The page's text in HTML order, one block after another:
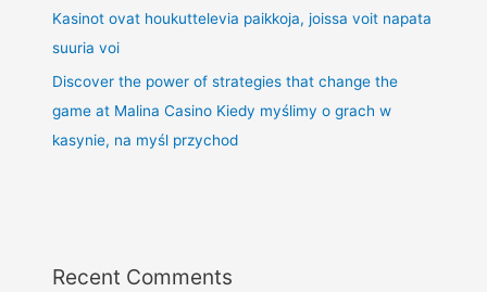
Kasinot ovat houkuttelevia paikkoja, joissa voit napata
suuria voi
Discover the power of strategies that change the
game at Malina Casino Kiedy myślimy o grach w
kasynie, na myśl przychod
Recent Comments